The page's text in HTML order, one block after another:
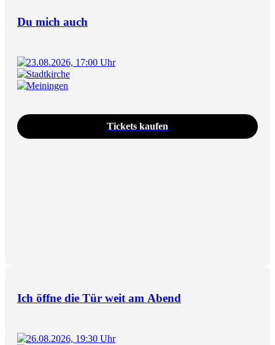
Du mich auch
23.08.2026, 17:00 Uhr
Stadtkirche
Meiningen
Tickets kaufen
Ich öffne die Tür weit am Abend
26.08.2026, 19:30 Uhr